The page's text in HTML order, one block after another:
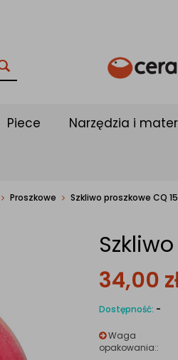
Piece Narzędzia i
Proszkowe Szkliwo proszkowe CQ
34,00
Dostępność: -
Waga
opakowania::